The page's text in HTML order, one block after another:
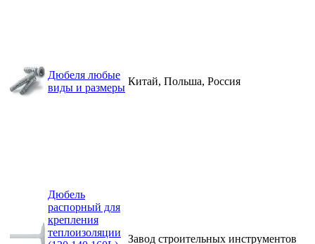
Дюбеля любые
виды и размеры
Китай, Польша, Россия
Дюбель
распорный для
крепления
теплоизоляции
Завод строительных инструментов